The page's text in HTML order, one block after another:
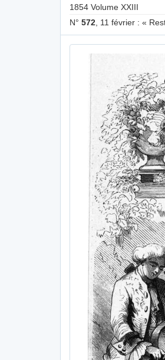
1854 Volume XXIII
N° 572 , 11 février : «